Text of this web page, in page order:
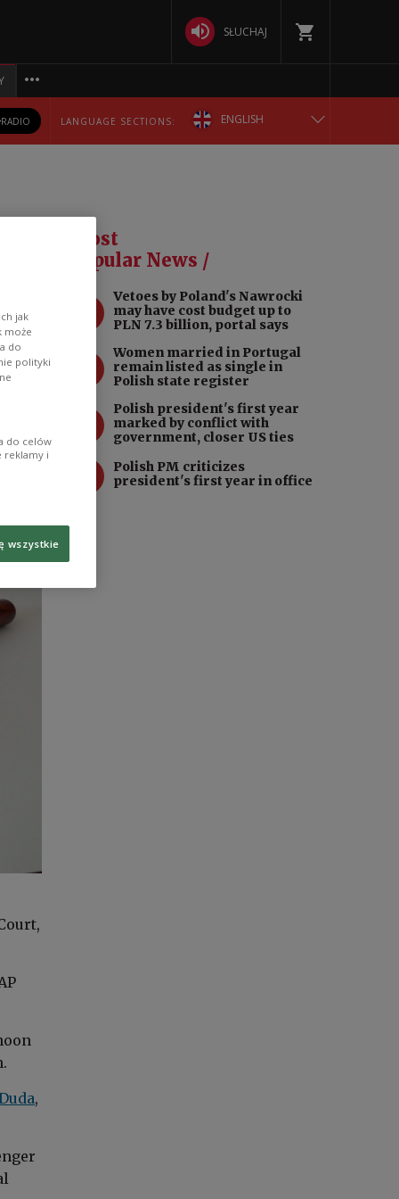
SŁUCHAJ
RADIO LANGUAGE SECTIONS: ENGLISH
РУССКИЙ
УКРАЇНСЬКА
,
Most
Popular News /
Vetoes by Poland's Nawrocki
may have cost budget up to
PLN 7.3 billion, portal says
Women married in Portugal
remain listed as single in
Polish state register
Polish president's first year
marked by conflict with
government, closer US ties
Polish PM criticizes
president's first year in office
jak
może
do
polityki
do celów
reklamy i
wszystkie